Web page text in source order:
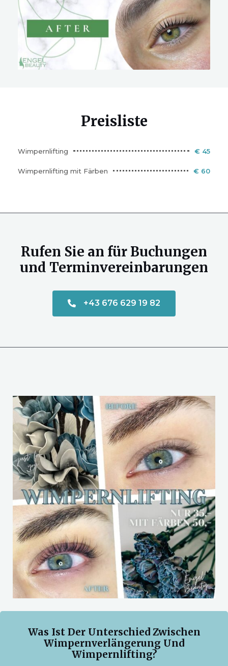
Preisliste
Wimpernlifting € 45
Wimpernlifting mit Färben € 60
Rufen Sie an für Buchungen
und Terminvereinbarungen
+43 676 629 19 82
Was Ist Der Unterschied Zwischen
Wimpernverlängerung Und
Wimpernlifting?